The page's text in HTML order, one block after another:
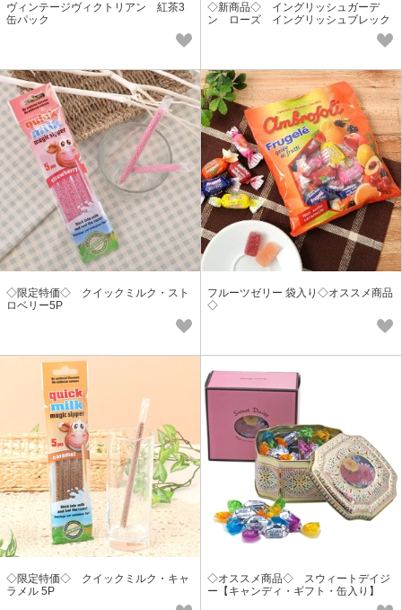
ヴィンテージヴィクトリアン 紅茶3
缶パック
◇新商品◇ イングリッシュガーデ
ン ローズ イングリッシュブレック
◇限定特価◇ クイックミルク・スト
ロベリー5P
フルーツゼリー 袋入り◇オススメ商品
◇
◇限定特価◇ クイックミルク・キャ
ラメル 5P
◇オススメ商品◇ スウィートデイジ
ー【キャンディ・ギフト・缶入り】